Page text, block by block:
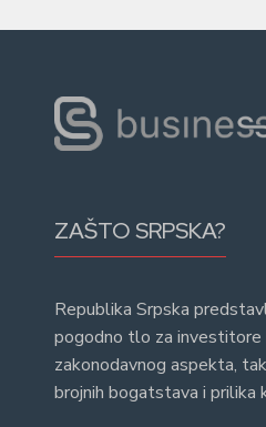
ZAŠTO SRPSKA?
Republika Srpska
pogodno tlo za investitore
zakonodavnog aspekta,
brojnih bogatstava i prilika